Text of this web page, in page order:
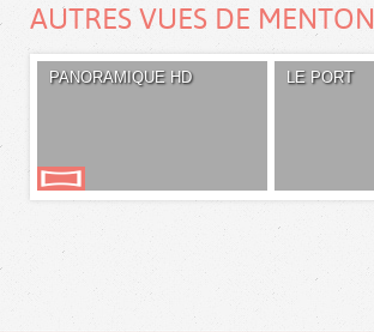
AUTRES VUES DE MENTON
PANORAMIQUE HD LE PORT